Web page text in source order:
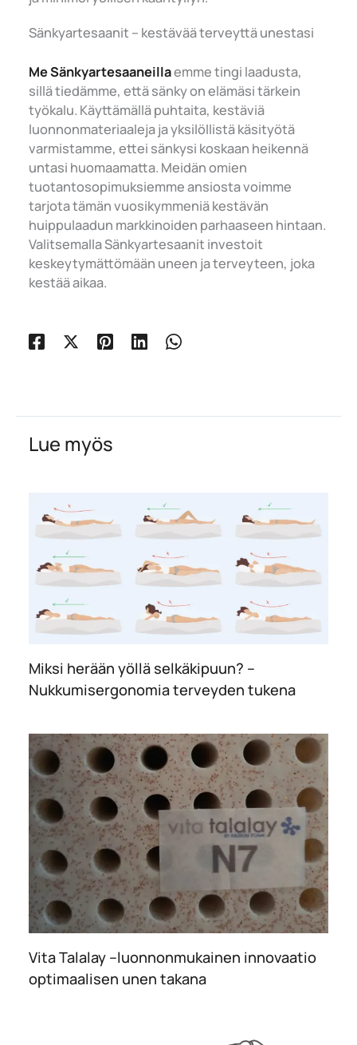
Sänkyartesaanit – kestävää terveyttä unestasi
Me Sänkyartesaaneillaemme tingi laadusta,
sillä tiedämme, että sänky on elämäsi tärkein
työkalu. Käyttämällä puhtaita, kestäviä
luonnonmateriaaleja ja yksilöllistä käsityötä
varmistamme, ettei sänkysi koskaan heikennä
untasi huomaamatta. Meidän omien
tuotantosopimuksiemme ansiosta voimme
tarjota tämän vuosikymmeniä kestävän
huippulaadun markkinoiden parhaaseen hintaan.
Valitsemalla Sänkyartesaanit investoit
keskeytymättömään uneen ja terveyteen, joka
kestää aikaa.
Lue myös
Miksi herään yöllä selkäkipuun? –
Nukkumisergonomia terveyden tukena
Vita Talalay –luonnonmukainen innovaatio
optimaalisen unen takana